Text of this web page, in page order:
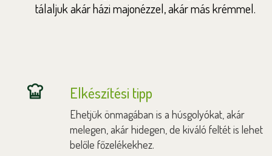
tálaljuk akár házi majonézzel, akár más krémmel.
Elkészítési tipp
Ehetjük önmagában is a húsgolyókat, akár
melegen, akár hidegen, de kiváló feltét is lehet
belőle főzelékekhez.